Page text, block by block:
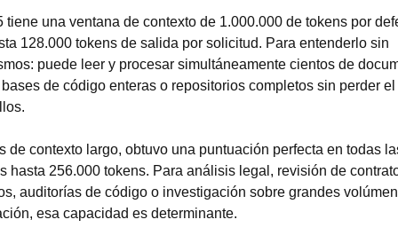
tiene una ventana de contexto de 1.000.000 de tokens por
128.000 tokens de salida por solicitud. Para entenderlo sin
puede leer y procesar simultáneamente cientos de
de código enteras o repositorios completos sin perder
de contexto largo, obtuvo una puntuación perfecta en todas
hasta 256.000 tokens. Para análisis legal, revisión de
auditorías de código o investigación sobre grandes
esa capacidad es determinante.